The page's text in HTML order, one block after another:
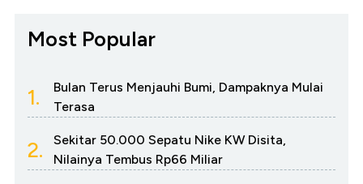
Most Popular
1.
Bulan Terus Menjauhi Bumi, Dampaknya Mulai
Terasa
2.
Sekitar 50.000 Sepatu Nike KW Disita,
Nilainya Tembus Rp66 Miliar